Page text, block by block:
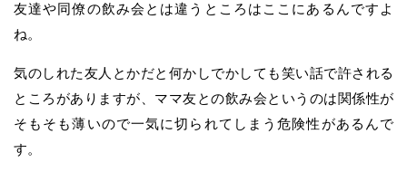
友達や同僚の飲み会とは違うところはここにあるんですよ
ね。
気のしれた友人とかだと何かしでかしても笑い話で許される
ところがありますが、ママ友との飲み会というのは関係性が
そもそも薄いので一気に切られてしまう危険性があるんで
す。